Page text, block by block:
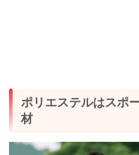
ポリエステルはスポ
材